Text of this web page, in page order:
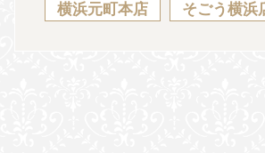
横浜元町本店 そごう横浜